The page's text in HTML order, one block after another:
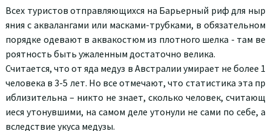
Всех туристов отправляющихся на Барьерный риф для ныр
яния с аквалангами или масками-трубками, в обязательном
порядке одевают в аквакостюм из плотного шелка - там ве
роятность быть ужаленным достаточно велика.
Считается, что от яда медуз в Австралии умирает не более 1
человека в 3-5 лет. Но все отмечают, что статистика эта пр
иблизительна – никто не знает, сколько человек, считающ
иеся утонувшими, на самом деле утонули не сами по себе, а
вследствие укуса медузы.